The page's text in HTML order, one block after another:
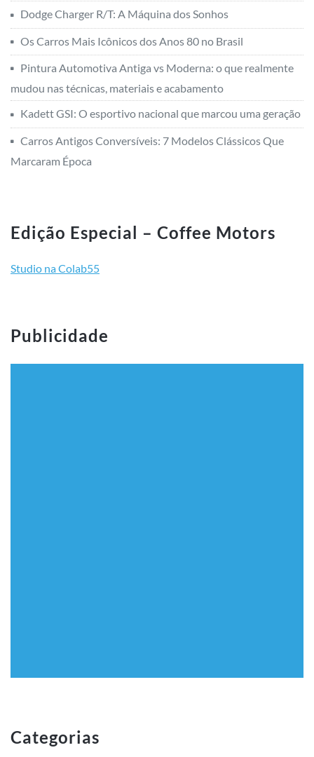
Dodge Charger R/T: A Máquina dos Sonhos
Os Carros Mais Icônicos dos Anos 80 no Brasil
Pintura Automotiva Antiga vs Moderna: o que realmente
mudou nas técnicas, materiais e acabamento
Kadett GSI: O esportivo nacional que marcou uma geração
Carros Antigos Conversíveis: 7 Modelos Clássicos Que
Marcaram Época
Edição Especial – Coffee Motors
Studio na Colab55
Publicidade
Categorias